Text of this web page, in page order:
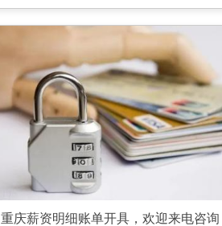
重庆薪资明细账单开具，欢迎来电咨询